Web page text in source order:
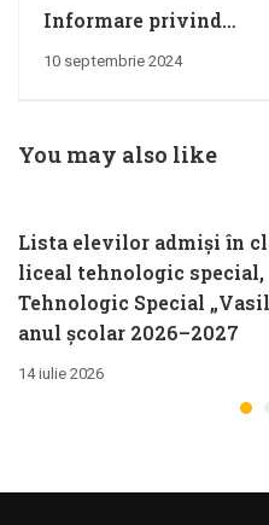
Informare privind
gradul de vaccinare
la data de 11.11.2021
10 septembrie 2024
You may also like
Lista elevilor admiși în
liceal tehnologic
Tehnologic Special
anul școlar 2026–2027
14 iulie 2026